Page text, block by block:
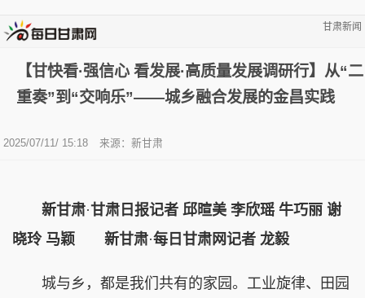
甘肃新闻
【甘快看·强信心 看发展·高质量发展调研行】从“二
重奏”到“交响乐”——城乡融合发展的金昌实践
2025/07/11/ 15:18 来源：新甘肃
新甘肃·甘肃日报记者 邱暄美 李欣瑶 牛巧丽 谢
晓玲 马颖 新甘肃·每日甘肃网记者 龙毅
城与乡，都是我们共有的家园。工业旋律、田园